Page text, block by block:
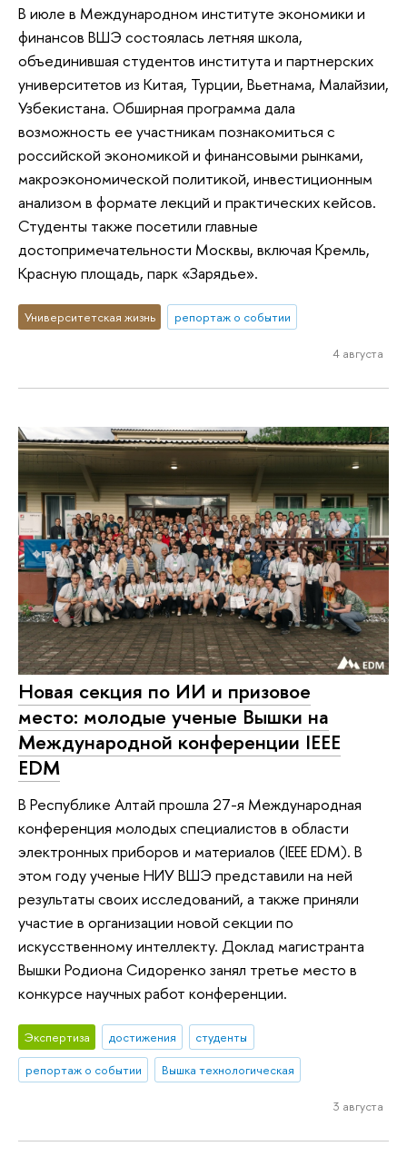
В июле в Международном институте экономики и
финансов ВШЭ состоялась летняя школа,
объединившая студентов института и партнерских
университетов из Китая, Турции, Вьетнама, Малайзии,
Узбекистана. Обширная программа дала
возможность ее участникам познакомиться с
российской экономикой и финансовыми рынками,
макроэкономической политикой, инвестиционным
анализом в формате лекций и практических кейсов.
Студенты также посетили главные
достопримечательности Москвы, включая Кремль,
Красную площадь, парк «Зарядье».
Университетская жизнь репортаж о событии
4 августа
Новая секция по ИИ и призовое
место: молодые ученые Вышки на
Международной конференции IEEE
EDM
В Республике Алтай прошла 27-я Международная
конференция молодых специалистов в области
электронных приборов и материалов (IEEE EDM). В
этом году ученые НИУ ВШЭ представили на ней
результаты своих исследований, а также приняли
участие в организации новой секции по
искусственному интеллекту. Доклад магистранта
Вышки Родиона Сидоренко занял третье место в
конкурсе научных работ конференции.
Экспертиза достижения
студенты
репортаж о событии
Вышка технологическая
3 августа